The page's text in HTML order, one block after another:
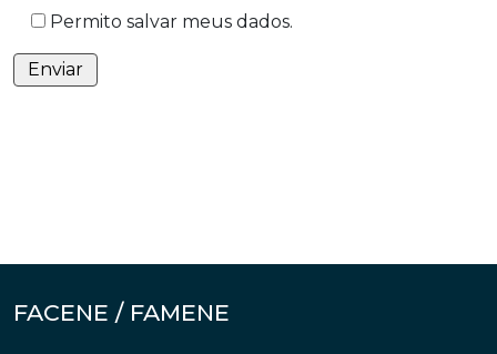
Permito salvar meus dados.
FACENE / FAMENE